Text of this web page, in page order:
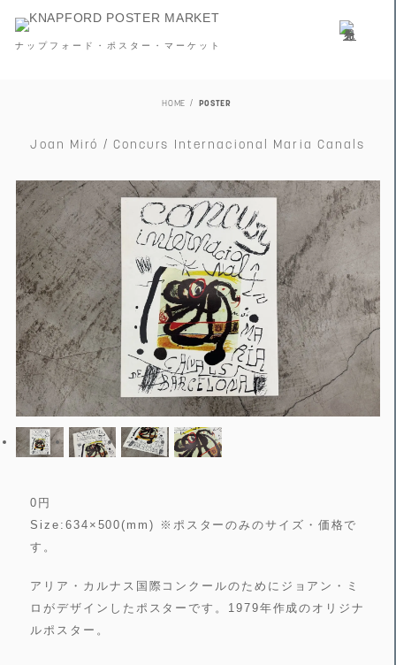
ナップフォード・ポスター・マーケット
HOME POSTER
Joan Miró / Concurs Internacional Maria Canals
0 円
Size:634×500(mm) ※ポスターのみのサイズ・価格で
す。
アリア・カルナス国際コンクールのためにジョアン・ミ
ロがデザインしたポスターです。1979年作成のオリジナ
ルポスター。